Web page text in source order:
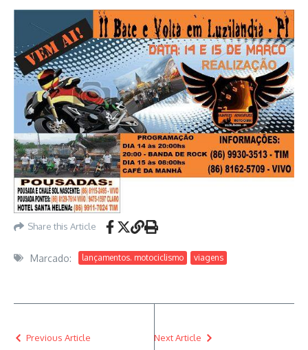
Share this Article
Marcado: lançamentos. motociclismo viagens
Previous Article Next Article